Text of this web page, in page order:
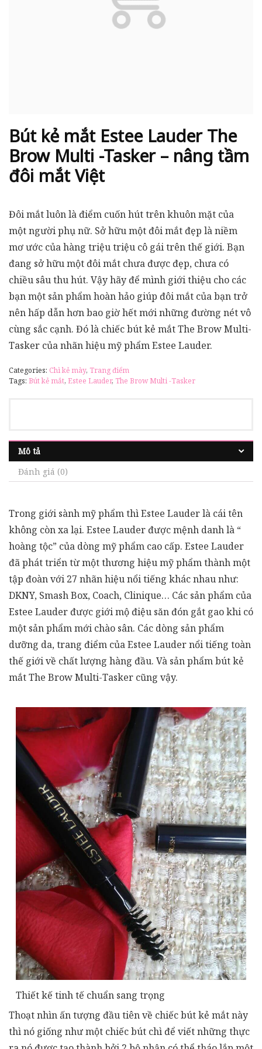
Bút kẻ mắt Estee Lauder The
Brow Multi -Tasker – nâng tầm
đôi mắt Việt
Đôi mắt luôn là điểm cuốn hút trên khuôn mặt của
một người phụ nữ. Sở hữu một đôi mắt đẹp là niềm
mơ ước của hàng triệu triệu cô gái trên thế giới. Bạn
đang sở hữu một đôi mắt chưa được đẹp, chưa có
chiều sâu thu hút. Vậy hãy để mình giới thiệu cho các
bạn một sản phẩm hoàn hảo giúp đôi mắt của bạn trở
nên hấp dẫn hơn bao giờ hết mới những đường nét vô
cùng sắc cạnh. Đó là chiếc bút kẻ mắt The Brow Multi-
Tasker của nhãn hiệu mỹ phẩm Estee Lauder.
Categories: Chì kẻ mày, Trang điểm
Tags: Bút kẻ mắt, Estee Lauder, The Brow Multi -Tasker
Mô tả
Đánh giá (0)
Trong giới sành mỹ phẩm thì Estee Lauder là cái tên
không còn xa lại. Estee Lauder được mệnh danh là “
hoàng tộc” của dòng mỹ phẩm cao cấp. Estee Lauder
đã phát triển từ một thương hiệu mỹ phẩm thành một
tập đoàn với 27 nhãn hiệu nổi tiếng khác nhau như:
DKNY, Smash Box, Coach, Clinique… Các sản phẩm của
Estee Lauder được giới mộ điệu săn đón gắt gao khi có
một sản phẩm mới chào sân. Các dòng sản phẩm
dưỡng da, trang điểm của Estee Lauder nổi tiếng toàn
thế giới về chất lượng hàng đầu. Và sản phẩm bút kẻ
mắt The Brow Multi-Tasker cũng vậy.
Thiết kế tinh tế chuẩn sang trọng
Thoạt nhìn ấn tượng đầu tiên về chiếc bút kẻ mắt này
thì nó giống như một chiếc bút chì để viết những thực